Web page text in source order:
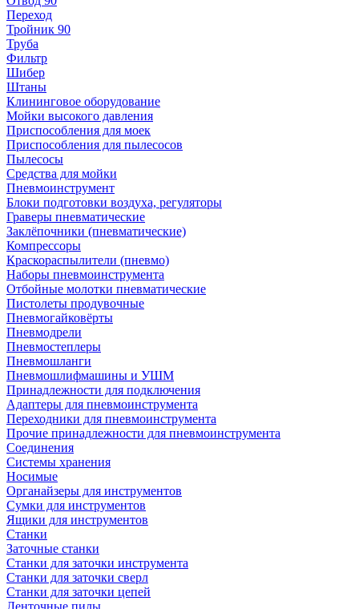
Переход
Тройник 90
Труба
Фильтр
Шибер
Штаны
Клининговое оборудование
Мойки высокого давления
Приспособления для моек
Приспособления для пылесосов
Пылесосы
Средства для мойки
Пневмоинструмент
Блоки подготовки воздуха, регуляторы
Граверы пневматические
Заклёпочники (пневматические)
Компрессоры
Краскораспылители (пневмо)
Наборы пневмоинструмента
Отбойные молотки пневматические
Пистолеты продувочные
Пневмогайковёрты
Пневмодрели
Пневмостеплеры
Пневмошланги
Пневмошлифмашины и УШМ
Принадлежности для подключения
Адаптеры для пневмоинструмента
Переходники для пневмоинструмента
Прочие принадлежности для пневмоинструмента
Соединения
Системы хранения
Носимые
Органайзеры для инструментов
Сумки для инструментов
Ящики для инструментов
Станки
Заточные станки
Станки для заточки инструмента
Станки для заточки сверл
Станки для заточки цепей
Ленточные пилы